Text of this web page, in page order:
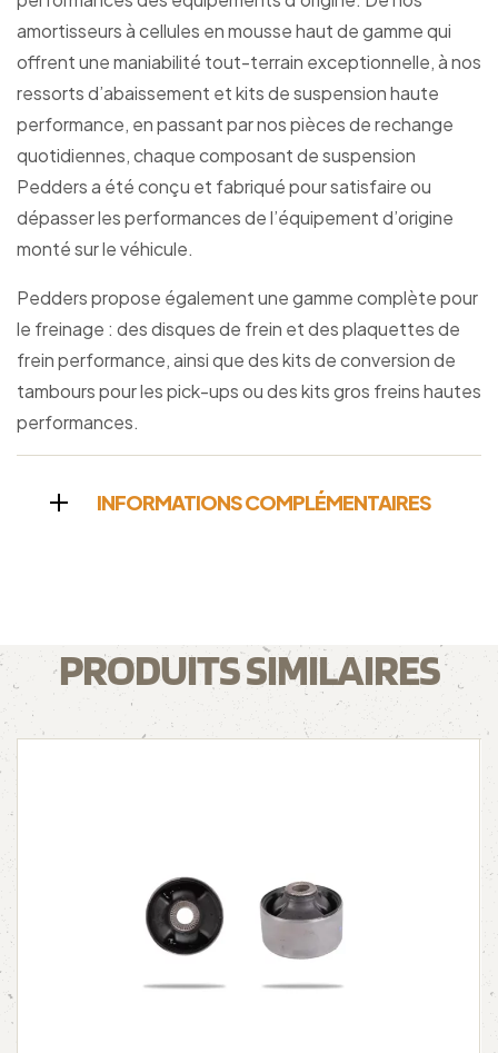
amortisseurs à cellules en mousse haut de gamme qui
offrent une maniabilité tout-terrain exceptionnelle, à nos
ressorts d’abaissement et kits de suspension haute
performance, en passant par nos pièces de rechange
quotidiennes, chaque composant de suspension
Pedders a été conçu et fabriqué pour satisfaire ou
dépasser les performances de l’équipement d’origine
monté sur le véhicule.
Pedders propose également une gamme complète pour
le freinage : des disques de frein et des plaquettes de
frein performance, ainsi que des kits de conversion de
tambours pour les pick-ups ou des kits gros freins hautes
performances.
INFORMATIONS COMPLÉMENTAIRES
PRODUITS SIMILAIRES